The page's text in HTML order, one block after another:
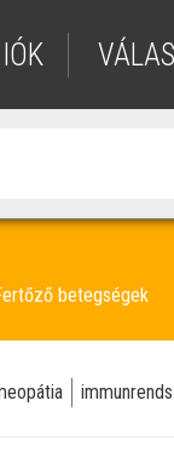
betegségek